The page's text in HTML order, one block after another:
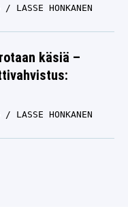
LASSE HONKANEN
käsiä –
LASSE HONKANEN